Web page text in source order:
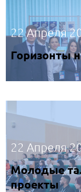
22 Апреля
Горизонты
22 Апреля
Молодые
проекты